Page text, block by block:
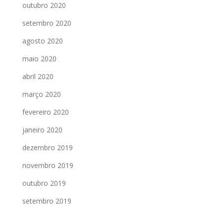
outubro 2020
setembro 2020
agosto 2020
maio 2020
abril 2020
março 2020
fevereiro 2020
janeiro 2020
dezembro 2019
novembro 2019
outubro 2019
setembro 2019